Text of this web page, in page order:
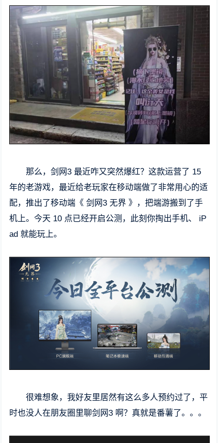
那么，剑网3 最近咋又突然爆红？这款运营了 15
年的老游戏，最近给老玩家在移动端做了非常用心的适
配，推出了移动端《 剑网3 无界 》，把端游搬到了手
机上。今天 10 点已经开启公测，此刻你掏出手机、 iP
ad 就能玩上。
很难想象，我好友里居然有这么多人预约过了，平
时也没人在朋友圈里聊剑网3 啊？真就是番薯了。。。